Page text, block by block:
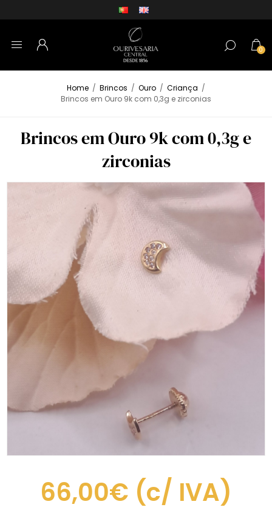
0
Home / Brincos / Ouro / Criança /
Brincos em Ouro 9k com 0,3g e zirconias
Brincos em Ouro 9k com 0,3g e
zirconias
66,00€ (c/ IVA)